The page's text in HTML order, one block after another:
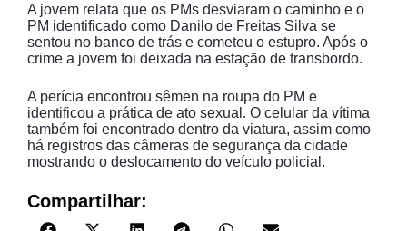
A jovem relata que os PMs desviaram o caminho e o
PM identificado como Danilo de Freitas Silva se
sentou no banco de trás e cometeu o estupro. Após o
crime a jovem foi deixada na estação de transbordo.
A perícia encontrou sêmen na roupa do PM e
identificou a prática de ato sexual. O celular da vítima
também foi encontrado dentro da viatura, assim como
há registros das câmeras de segurança da cidade
mostrando o deslocamento do veículo policial.
Compartilhar: